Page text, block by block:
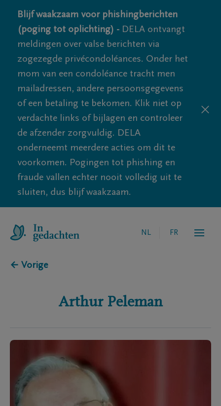
Blijf waakzaam voor phishingberichten
(poging tot oplichting) - DELA ontvangt
meldingen over valse berichten via
zogezegde privécondoléances. Onder het
mom van een condoléance tracht men
mailadressen, andere persoonsgegevens
of een betaling te bekomen. Klik niet op
verdachte links of bijlagen en controleer
de afzender zorgvuldig. DELA
onderneemt meerdere acties om dit te
voorkomen. Pogingen tot phishing en
fraude vallen echter nooit volledig uit te
sluiten, dus blijf waakzaam.
NL FR
← Vorige
Arthur Peleman